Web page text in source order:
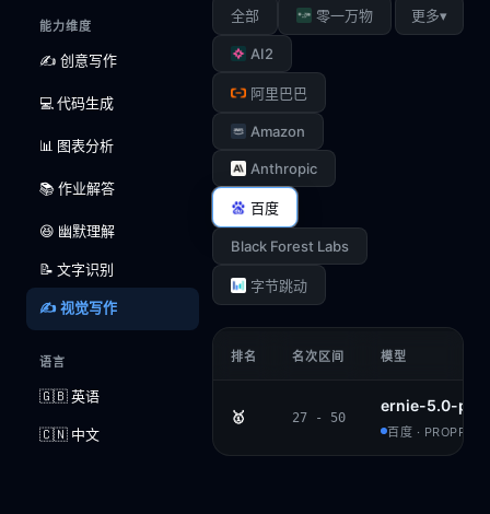
能力维度
✍️ 创意写作
💻 代码生成
📊 图表分析
📚 作业解答
😆 幽默理解
📝 文字识别
✍️ 视觉写作
语言
🇬🇧 英语
🇨🇳 中文
全部 零一万物
AI2
阿里巴巴
Amazon
Anthropic
百度
Black Forest Labs
字节跳动
更多▾
排名 名次区间 模型
🥇 27 - 50
ernie-5.0-
百度 ·